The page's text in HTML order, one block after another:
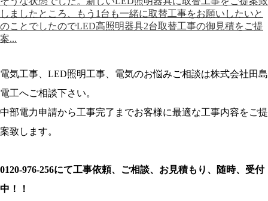
しましたところ、もう1台も一緒に取替工事をお願いしたいと
のことでしたのでLED高照明器具2台取替工事の御見積をご提
案...
電気工事、LED照明工事、電気のお悩みご相談は株式会社田島
電工へご相談下さい。
中部電力申請から工事完了までお客様に最適な工事内容をご提
案致します。
0120-976-256にて工事依頼、ご相談、お見積もり、随時、受付
中！！